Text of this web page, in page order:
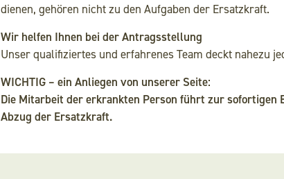
dienen, gehören nicht zu den Aufgaben der Ersatzkraft.
Wir helfen Ihnen bei der Antragsstellung
Unser qualifiziertes und erfahrenes Team deckt nahezu
WICHTIG – ein Anliegen von unserer Seite:
Die Mitarbeit der erkrankten Person führt zur sofortigen
Abzug der Ersatzkraft.